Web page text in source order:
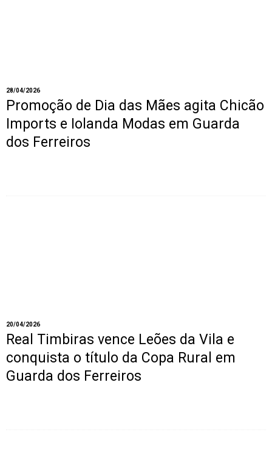
28/04/2026
Promoção de Dia das Mães agita Chicão
Imports e Iolanda Modas em Guarda
dos Ferreiros
20/04/2026
Real Timbiras vence Leões da Vila e
conquista o título da Copa Rural em
Guarda dos Ferreiros